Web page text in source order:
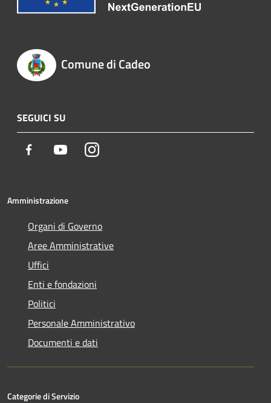
Comune di Cadeo
SEGUICI SU
Facebook YoutubeInstagram
Amministrazione
Organi di Governo
Aree Amministrative
Uffici
Enti e fondazioni
Politici
Personale Amministrativo
Documenti e dati
Categorie di Servizio